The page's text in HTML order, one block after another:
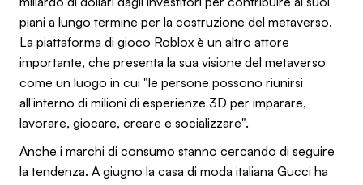
piani a lungo termine per la costruzione del metaverso.
La piattaforma di gioco Roblox è un altro attore
importante, che presenta la sua visione del metaverso
come un luogo in cui "le persone possono riunirsi
all'interno di milioni di esperienze 3D per imparare,
lavorare, giocare, creare e socializzare".
Anche i marchi di consumo stanno cercando di seguire
la tendenza. A giugno la casa di moda italiana Gucci ha